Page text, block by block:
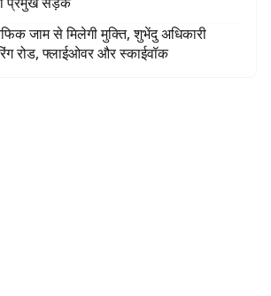
जाम से मिलेगी मुक्ति, शुभेंदु अधिकारी
रोड, फ्लाईओवर और स्काईवॉक